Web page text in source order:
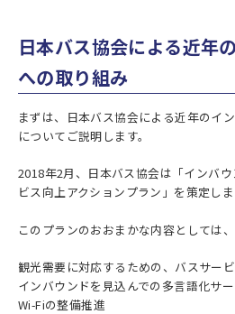
日本バス協会による近年
への取り組み
まずは、日本バス協会による近年のイ
についてご説明します。
2018年2月、日本バス協会は「インバ
ビス向上アクションプラン」を策定しま
このプランのおおまかな内容としては、
観光需要に対応するための、バスサー
インバウンドを見込んでの多言語化サ
Wi-Fiの整備推進